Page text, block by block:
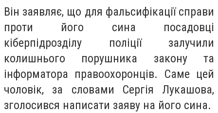
Він заявляє, що для фальсифікації справи
проти його сина посадовці
кіберпідрозділу поліції залучили
колишнього порушника закону та
інформатора правоохоронців. Саме цей
чоловік, за словами Сергія Лукашова,
зголосився написати заяву на його сина.